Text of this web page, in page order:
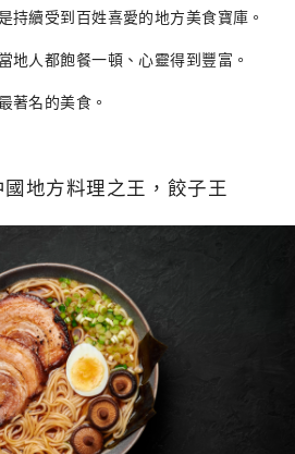
持續受到百姓喜愛的地方美食寶庫。
地人都飽餐一頓、心靈得到豐富。
著名的美食。
地方料理之王，餃子王